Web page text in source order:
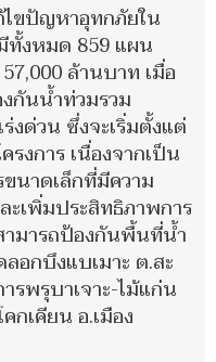
ขปัญหาอุทกภัยใน
ทั้งหมด 859 แผน
ล้านบาท เมื่อ
กันน้ำท่วมรวม
งด่วน ซึ่งจะเริ่มตั้งแต่
งการ เนื่องจากเป็น
ขนาดเล็กที่มีความ
เพิ่มประสิทธิภาพการ
ามารถป้องกันพื้นที่น้ำ
อกบึงแบเมาะ ต.สะ
ารพรุบาเจาะ-ไม้แก่น
กเคียน อ.เมือง